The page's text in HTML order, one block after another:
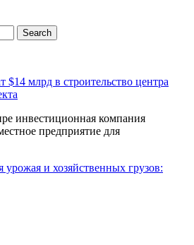
млрд в строительство центра
инвестиционная компания
предприятие для
и хозяйственных грузов: